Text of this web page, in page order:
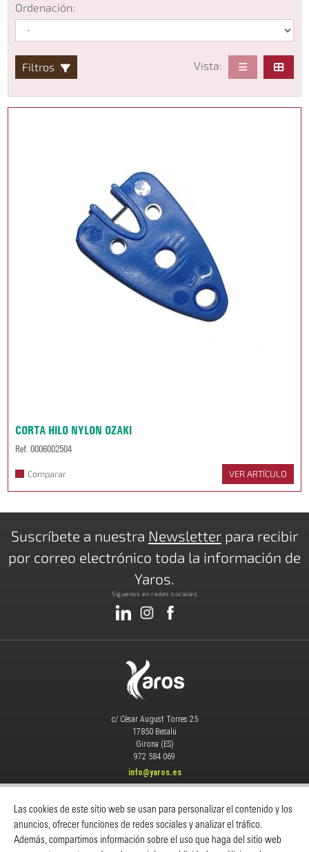
Las cookies de este sitio web se usan para personalizar el contenido y los
anuncios, ofrecer funciones de redes sociales y analizar el tráfico.
Además, compartimos información sobre el uso que haga del sitio web
Ordenación:
Filtros Vista:
CORTA HILO NYLON OZAKI
Ref. 0006002504
Comparar VER ARTÍCULO
Suscríbete a nuestra Newsletter para recibir
por correo electrónico toda la información de
Yaros.
Síguenos en redes sociales
c/ Cèsar August Torres 25
17850 Besalú
Girona (ES)
972 584 069
info@yaros.es
MAQUINARIA|CONSUMIBLES|
Catálogos-Despieces Y Manuales-
Servicio Técnico-Noticias-Contacto